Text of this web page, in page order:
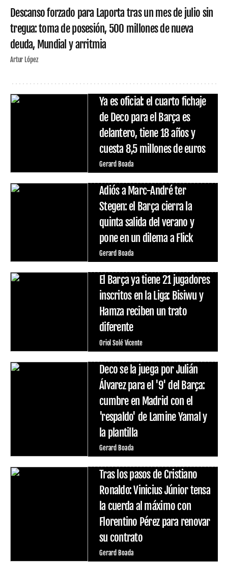
Descanso forzado para Laporta tras un mes de julio sin
tregua: toma de posesión, 500 millones de nueva
deuda, Mundial y arritmia
Artur López
Ya es oficial: el cuarto fichaje
de Deco para el Barça es
delantero, tiene 18 años y
cuesta 8,5 millones de euros
Gerard Boada
Adiós a Marc-André ter
Stegen: el Barça cierra la
quinta salida del verano y
pone en un dilema a Flick
Gerard Boada
El Barça ya tiene 21 jugadores
inscritos en la Liga: Bisiwu y
Hamza reciben un trato
diferente
Oriol Solé Vicente
Deco se la juega por Julián
Álvarez para el '9' del Barça:
cumbre en Madrid con el
'respaldo' de Lamine Yamal y
la plantilla
Gerard Boada
Tras los pasos de Cristiano
Ronaldo: Vinicius Júnior tensa
la cuerda al máximo con
Florentino Pérez para renovar
su contrato
Gerard Boada